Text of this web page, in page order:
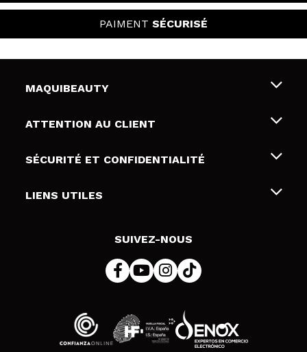
PAIMENT SÉCURISÉ
MAQUIBEAUTY
Qui sommes nous
Cartes-cadeaux
ATTENTION AU CLIENT
Livraison & retour
Modes de paiement
SÉCURITÉ ET CONFIDENTIALITÉ
Conditions et confidentialité
LIENS UTILES
SUIVEZ-NOUS